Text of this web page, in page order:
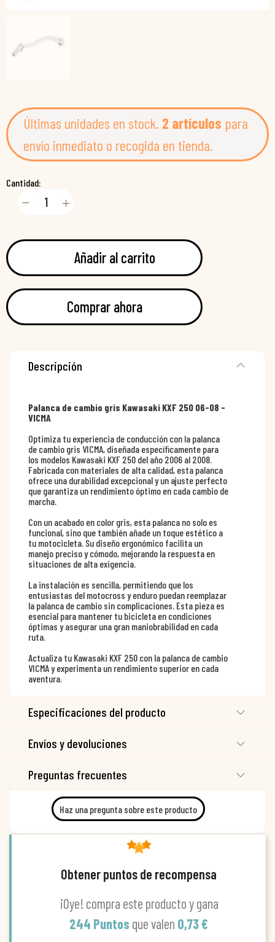
Últimas unidades en stock. 2 artículos para
envío inmediato o recogida en tienda.
Cantidad:
Añadir al carrito
Comprar ahora
Descripción
Palanca de cambio gris Kawasaki KXF 250 06-08 -
VICMA
Optimiza tu experiencia de conducción con la palanca
de cambio gris VICMA, diseñada específicamente para
los modelos Kawasaki KXF 250 del año 2006 al 2008.
Fabricada con materiales de alta calidad, esta palanca
ofrece una durabilidad excepcional y un ajuste perfecto
que garantiza un rendimiento óptimo en cada cambio de
marcha.
Con un acabado en color gris, esta palanca no solo es
funcional, sino que también añade un toque estético a
tu motocicleta. Su diseño ergonómico facilita un
manejo preciso y cómodo, mejorando la respuesta en
situaciones de alta exigencia.
La instalación es sencilla, permitiendo que los
entusiastas del motocross y enduro puedan reemplazar
la palanca de cambio sin complicaciones. Esta pieza es
esencial para mantener tu bicicleta en condiciones
óptimas y asegurar una gran maniobrabilidad en cada
ruta.
Actualiza tu Kawasaki KXF 250 con la palanca de cambio
VICMA y experimenta un rendimiento superior en cada
aventura.
Especificaciones del producto
Envíos y devoluciones
Preguntas frecuentes
Haz una pregunta sobre este producto
Obtener puntos de recompensa
¡Oye! compra este producto y gana
244 Puntos que valen 0,73 €